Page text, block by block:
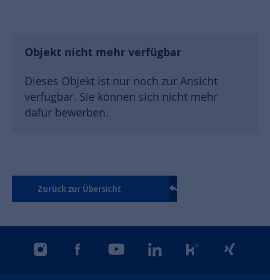
Objekt nicht mehr verfügbar
Dieses Objekt ist nur noch zur Ansicht
verfügbar. Sie können sich nicht mehr
dafür bewerben.
Zurück zur Übersicht
instagramfacebookyoutubelinkedinkununuxing